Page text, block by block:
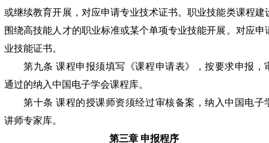
或继续教育开展，对应申请专业技术证书。职业技能类课程建
围绕高技能人才的职业标准或某个单项专业技能开展。对应申
业技能证书。
第九条 课程申报须填写《课程申请表》，按要求申报，
通过的纳入中国电子学会课程库。
第十条 课程的授课师资须经过审核备案，纳入中国电子
讲师专家库。
第三章 申报程序